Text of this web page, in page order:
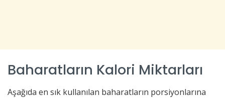
Baharatların Kalori Miktarları
Aşağıda en sık kullanılan baharatların porsiyonlarına